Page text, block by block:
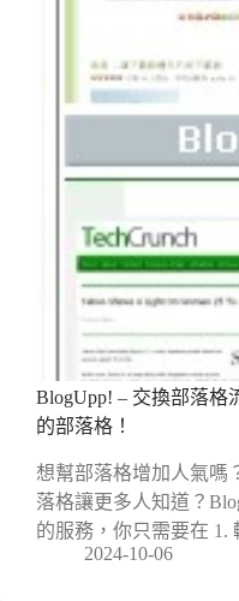
BlogUpp! – 交換部落格
的部落格！
想幫部落格增加人氣嗎
落格讓更多人知道？
的服務，你只需要在
2024-10-06